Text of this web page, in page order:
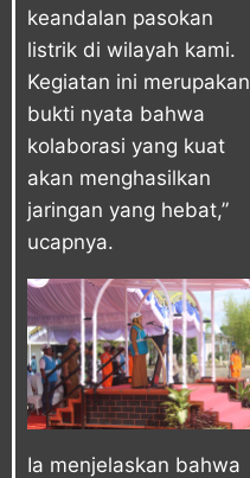
keandalan pasokan
listrik di wilayah kami.
Kegiatan ini merupakan
bukti nyata bahwa
kolaborasi yang kuat
akan menghasilkan
jaringan yang hebat,”
ucapnya.
Ia menjelaskan bahwa